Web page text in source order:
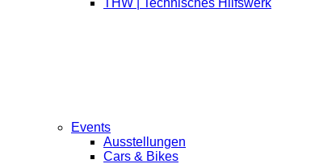
THW | Technisches Hilfswerk
Events
Ausstellungen
Cars & Bikes